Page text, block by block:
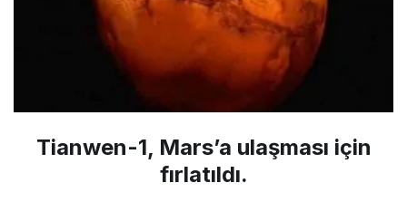
Tianwen-1, Mars’a ulaşması için
fırlatıldı.